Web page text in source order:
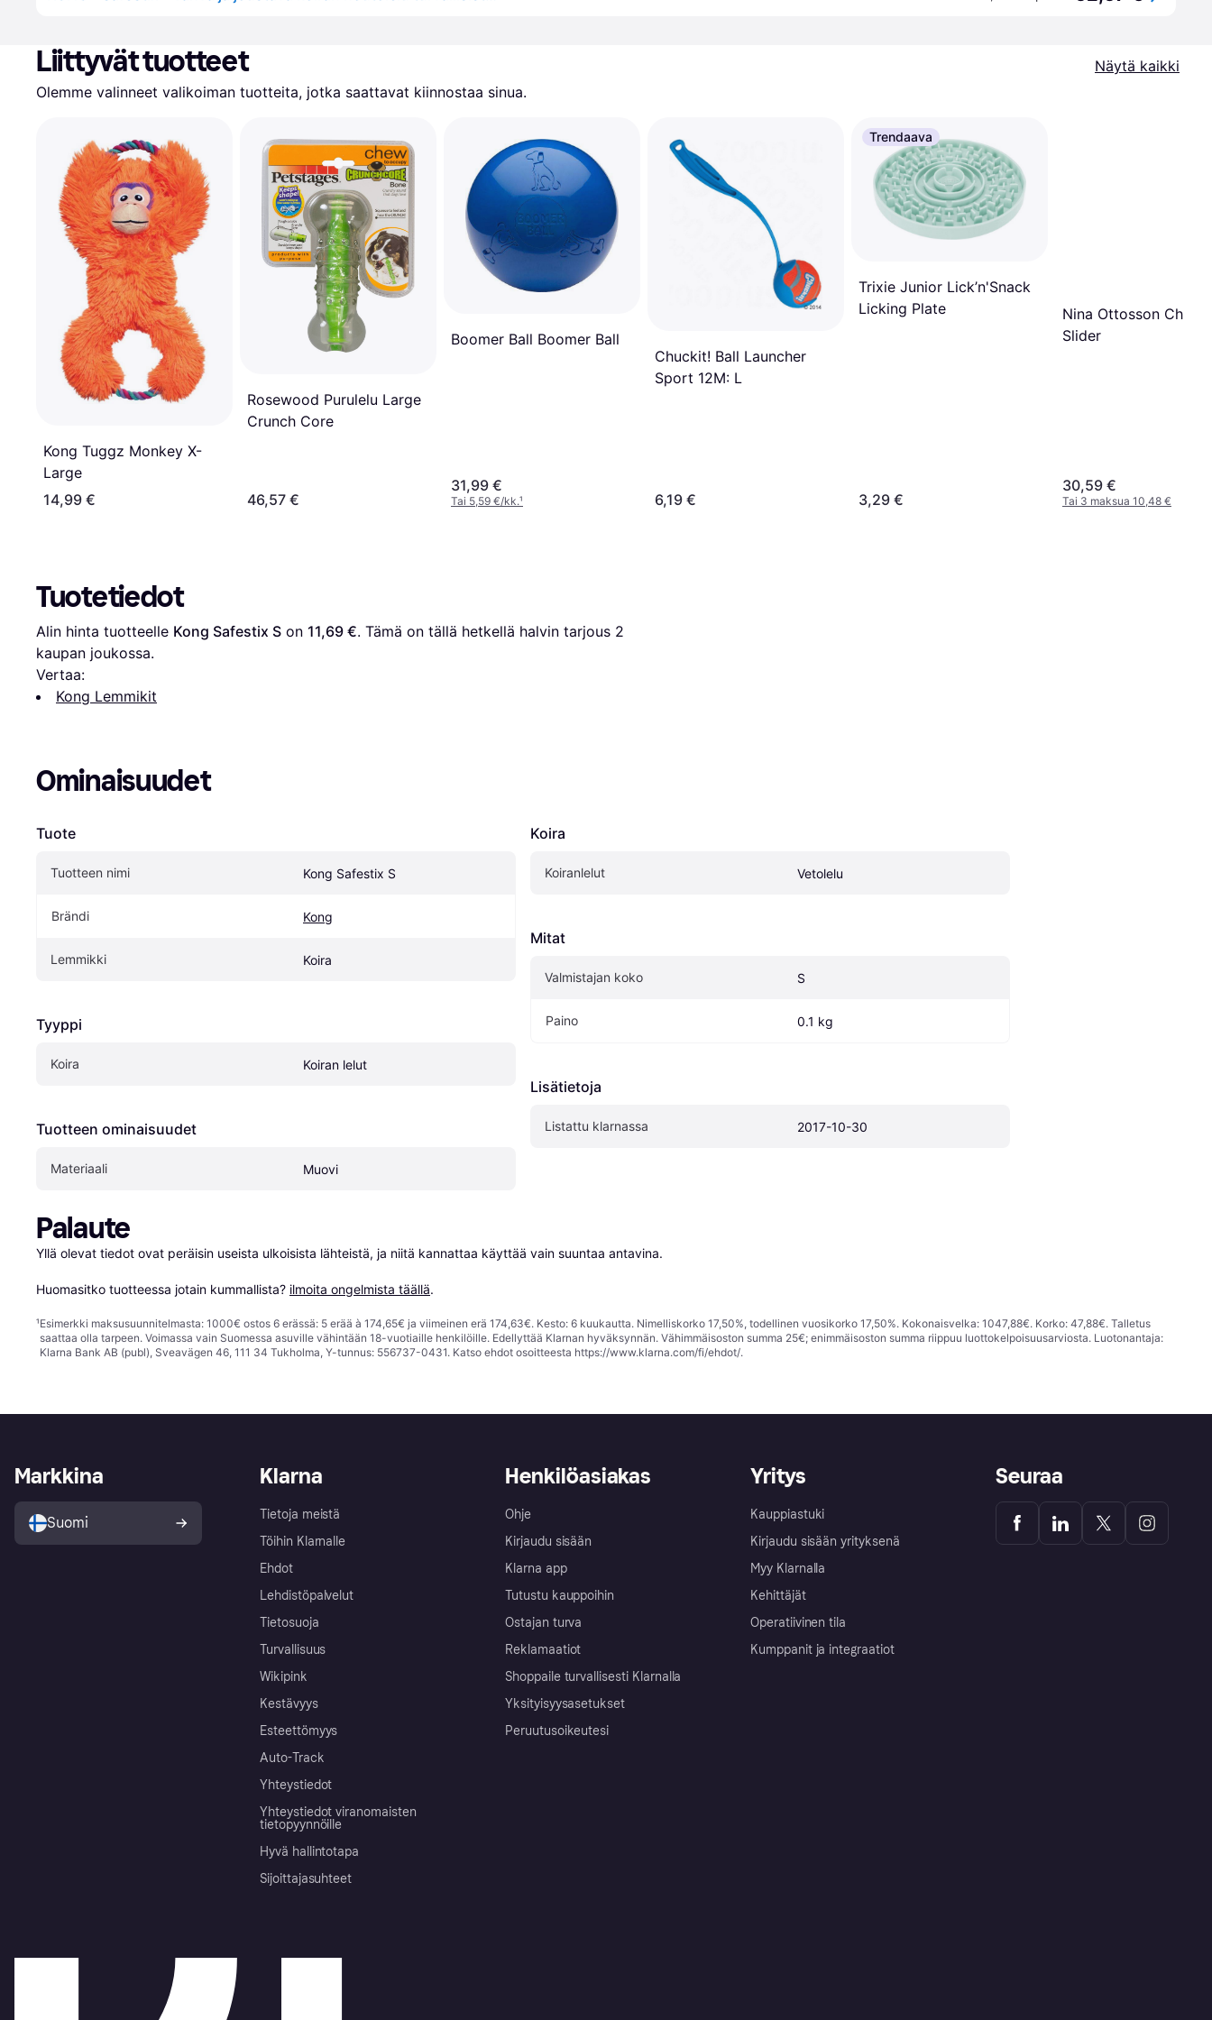
Liittyvät tuotteet
Näytä kaikki
Olemme valinneet valikoiman tuotteita, jotka saattavat kiinnostaa sinua.
Kong Tuggz Monkey X-
Large
14,99 €
Rosewood Purulelu Large
Crunch Core
46,57 €
Boomer Ball Boomer Ball
31,99 €
Tai 5,59 €/kk.¹
Chuckit! Ball Launcher
Sport 12M: L
6,19 €
Trendaava
Trixie Junior Lick’n'Snack
Licking Plate
3,29 €
Nina Ottosson
Slider
30,59 €
Tai 3 maksua 10,48 €
Tuotetiedot
Alin hinta tuotteelle Kong Safestix S on 11,69 €. Tämä on tällä hetkellä halvin tarjous 2
kaupan joukossa.
Vertaa:
Kong Lemmikit
Ominaisuudet
Tuote
Tuotteen nimi Kong Safestix S
Brändi Kong
Lemmikki Koira
Tyyppi
Koira Koiran lelut
Tuotteen ominaisuudet
Materiaali Muovi
Koira
Koiranlelut Vetolelu
Mitat
Valmistajan koko S
Paino 0.1 kg
Lisätietoja
Listattu klarnassa 2017-10-30
Palaute
Yllä olevat tiedot ovat peräisin useista ulkoisista lähteistä, ja niitä kannattaa käyttää vain suuntaa antavina.
Huomasitko tuotteessa jotain kummallista? ilmoita ongelmista täällä.
¹Esimerkki maksusuunnitelmasta: 1000€ ostos 6 erässä: 5 erää à 174,65€ ja viimeinen erä 174,63€. Kesto: 6 kuukautta. Nimelliskorko 17,50%, todellinen vuosikorko 17,50%. Kokonaisvelka: 1047,88€. Korko: 47,88€. Talletus
saattaa olla tarpeen. Voimassa vain Suomessa asuville vähintään 18-vuotiaille henkilöille. Edellyttää Klarnan hyväksynnän. Vähimmäisoston summa 25€; enimmäisoston summa riippuu luottokelpoisuusarviosta. Luotonantaja:
Klarna Bank AB (publ), Sveavägen 46, 111 34 Tukholma, Y-tunnus: 556737-0431. Katso ehdot osoitteesta https://www.klarna.com/fi/ehdot/.
Klarna
Tietoja meistä
Töihin Klarnalle
Ehdot
Lehdistöpalvelut
Tietosuoja
Turvallisuus
Wikipink
Kestävyys
Esteettömyys
Auto-Track
Yhteystiedot
Yhteystiedot viranomaisten
tietopyynnöille
Hyvä hallintotapa
Sijoittajasuhteet
Henkilöasiakas
Ohje
Kirjaudu sisään
Klarna app
Tutustu kauppoihin
Ostajan turva
Reklamaatiot
Shoppaile turvallisesti Klarnalla
Yksityisyysasetukset
Peruutusoikeutesi
Yritys
Kauppiastuki
Kirjaudu sisään yrityksenä
Myy Klarnalla
Kehittäjät
Operatiivinen tila
Kumppanit ja integraatiot
Markkina
Suomi
Seuraa